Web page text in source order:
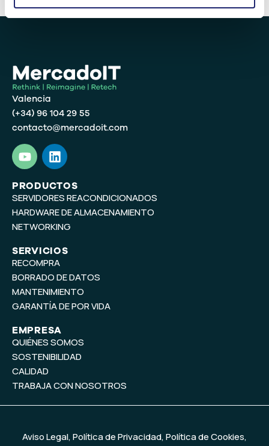
Valencia
(+34) 96 104 29 55
contacto@mercadoit.com
Y
o
u
t
u
b
e
L
i
n
k
e
d
i
PRODUCTOS
SERVIDORES REACONDICIONADOS
HARDWARE DE ALMACENAMIENTO
NETWORKING
SERVICIOS
RECOMPRA
BORRADO DE DATOS
MANTENIMIENTO
GARANTÍA DE POR VIDA
EMPRESA
QUIÉNES SOMOS
SOSTENIBILIDAD
CALIDAD
TRABAJA CON NOSOTROS
Aviso Legal,Política de Privacidad,Política de Cookies,